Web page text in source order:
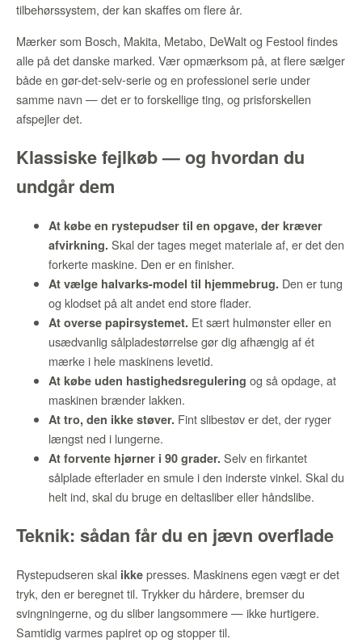
tilbehørssystem, der kan skaffes om flere år.
Mærker som Bosch, Makita, Metabo, DeWalt og Festool findes
alle på det danske marked. Vær opmærksom på, at flere sælger
både en gør-det-selv-serie og en professionel serie under
samme navn — det er to forskellige ting, og prisforskellen
afspejler det.
Klassiske fejlkøb — og hvordan du
undgår dem
At købe en rystepudser til en opgave, der kræver
afvirkning. Skal der tages meget materiale af, er det den
forkerte maskine. Den er en finisher.
At vælge halvarks-model til hjemmebrug. Den er tung
og klodset på alt andet end store flader.
At overse papirsystemet. Et sært hulmønster eller en
usædvanlig sålpladestørrelse gør dig afhængig af ét
mærke i hele maskinens levetid.
At købe uden hastighedsregulering og så opdage, at
maskinen brænder lakken.
At tro, den ikke støver. Fint slibestøv er det, der ryger
længst ned i lungerne.
At forvente hjørner i 90 grader. Selv en firkantet
sålplade efterlader en smule i den inderste vinkel. Skal du
helt ind, skal du bruge en deltasliber eller håndslibe.
Teknik: sådan får du en jævn overflade
Rystepudseren skal ikke presses. Maskinens egen vægt er det
tryk, den er beregnet til. Trykker du hårdere, bremser du
svingningerne, og du sliber langsommere — ikke hurtigere.
Samtidig varmes papiret op og stopper til.